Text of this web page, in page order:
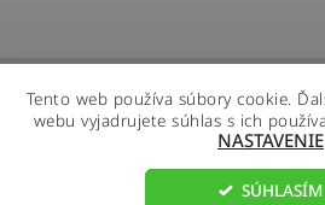
Tento web používa súbory cookie.
webu vyjadrujete súhlas s ich
NASTAVENIE
SÚHLASÍM